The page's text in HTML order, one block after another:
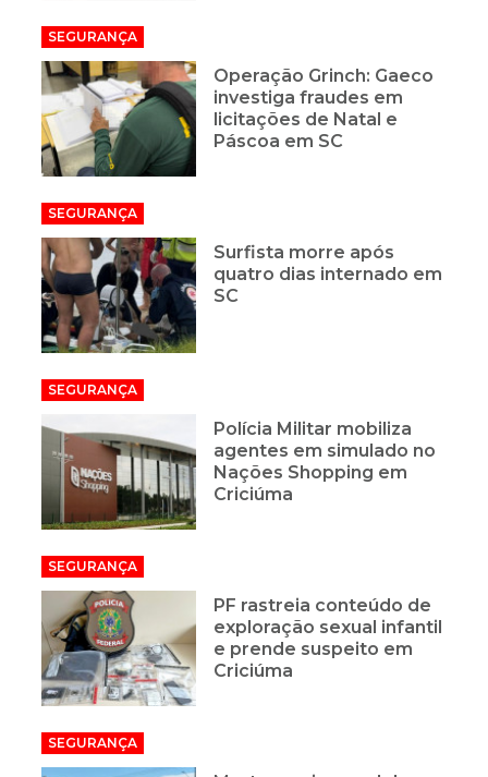
SEGURANÇA
Operação Grinch: Gaeco
investiga fraudes em
licitações de Natal e
Páscoa em SC
SEGURANÇA
Surfista morre após
quatro dias internado em
SC
SEGURANÇA
Polícia Militar mobiliza
agentes em simulado no
Nações Shopping em
Criciúma
SEGURANÇA
PF rastreia conteúdo de
exploração sexual infantil
e prende suspeito em
Criciúma
SEGURANÇA